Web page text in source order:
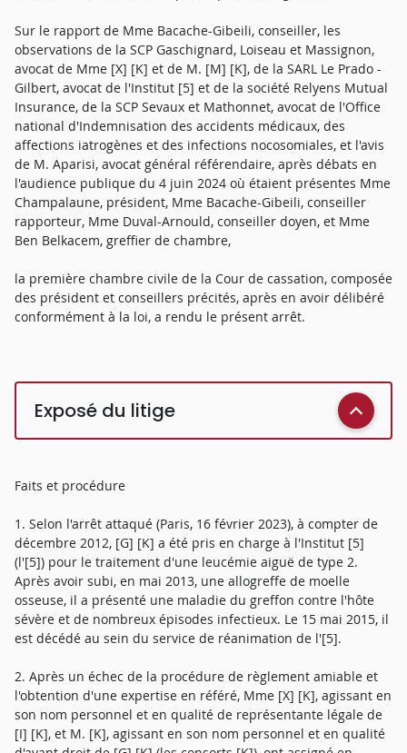
Sur le rapport de Mme Bacache-Gibeili, conseiller, les
observations de la SCP Gaschignard, Loiseau et Massignon,
avocat de Mme [X] [K] et de M. [M] [K], de la SARL Le Prado -
Gilbert, avocat de l'Institut [5] et de la société Relyens Mutual
Insurance, de la SCP Sevaux et Mathonnet, avocat de l'Office
national d'Indemnisation des accidents médicaux, des
affections iatrogènes et des infections nocosomiales, et l'avis
de M. Aparisi, avocat général référendaire, après débats en
l'audience publique du 4 juin 2024 où étaient présentes Mme
Champalaune, président, Mme Bacache-Gibeili, conseiller
rapporteur, Mme Duval-Arnould, conseiller doyen, et Mme
Ben Belkacem, greffier de chambre,
la première chambre civile de la Cour de cassation, composée
des président et conseillers précités, après en avoir délibéré
conformément à la loi, a rendu le présent arrêt.
Exposé du litige
Faits et procédure
1. Selon l'arrêt attaqué (Paris, 16 février 2023), à compter de
décembre 2012, [G] [K] a été pris en charge à l'Institut [5]
(l'[5]) pour le traitement d'une leucémie aiguë de type 2.
Après avoir subi, en mai 2013, une allogreffe de moelle
osseuse, il a présenté une maladie du greffon contre l'hôte
sévère et de nombreux épisodes infectieux. Le 15 mai 2015, il
est décédé au sein du service de réanimation de l'[5].
2. Après un échec de la procédure de règlement amiable et
l'obtention d'une expertise en référé, Mme [X] [K], agissant en
son nom personnel et en qualité de représentante légale de
[I] [K], et M. [K], agissant en son nom personnel et en qualité